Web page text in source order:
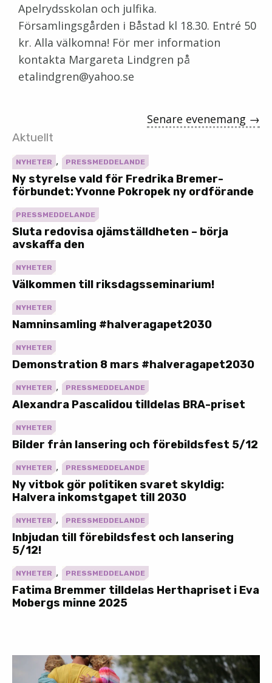
Apelrydsskolan och julfika.
Församlingsgården i Båstad kl 18.30. Entré 50
kr. Alla välkomna! För mer information
kontakta Margareta Lindgren på
etalindgren@yahoo.se
Senare evenemang →
Aktuellt
NYHETER , PRESSMEDDELANDE
Ny styrelse vald för Fredrika Bremer-
förbundet: Yvonne Pokropek ny ordförande
PRESSMEDDELANDE
Sluta redovisa ojämställdheten – börja
avskaffa den
NYHETER
Välkommen till riksdagsseminarium!
NYHETER
Namninsamling #halveragapet2030
NYHETER
Demonstration 8 mars #halveragapet2030
NYHETER , PRESSMEDDELANDE
Alexandra Pascalidou tilldelas BRA-priset
NYHETER
Bilder från lansering och förebildsfest 5/12
NYHETER , PRESSMEDDELANDE
Ny vitbok gör politiken svaret skyldig:
Halvera inkomstgapet till 2030
NYHETER , PRESSMEDDELANDE
Inbjudan till förebildsfest och lansering
5/12!
NYHETER , PRESSMEDDELANDE
Fatima Bremmer tilldelas Herthapriset i Eva
Mobergs minne 2025